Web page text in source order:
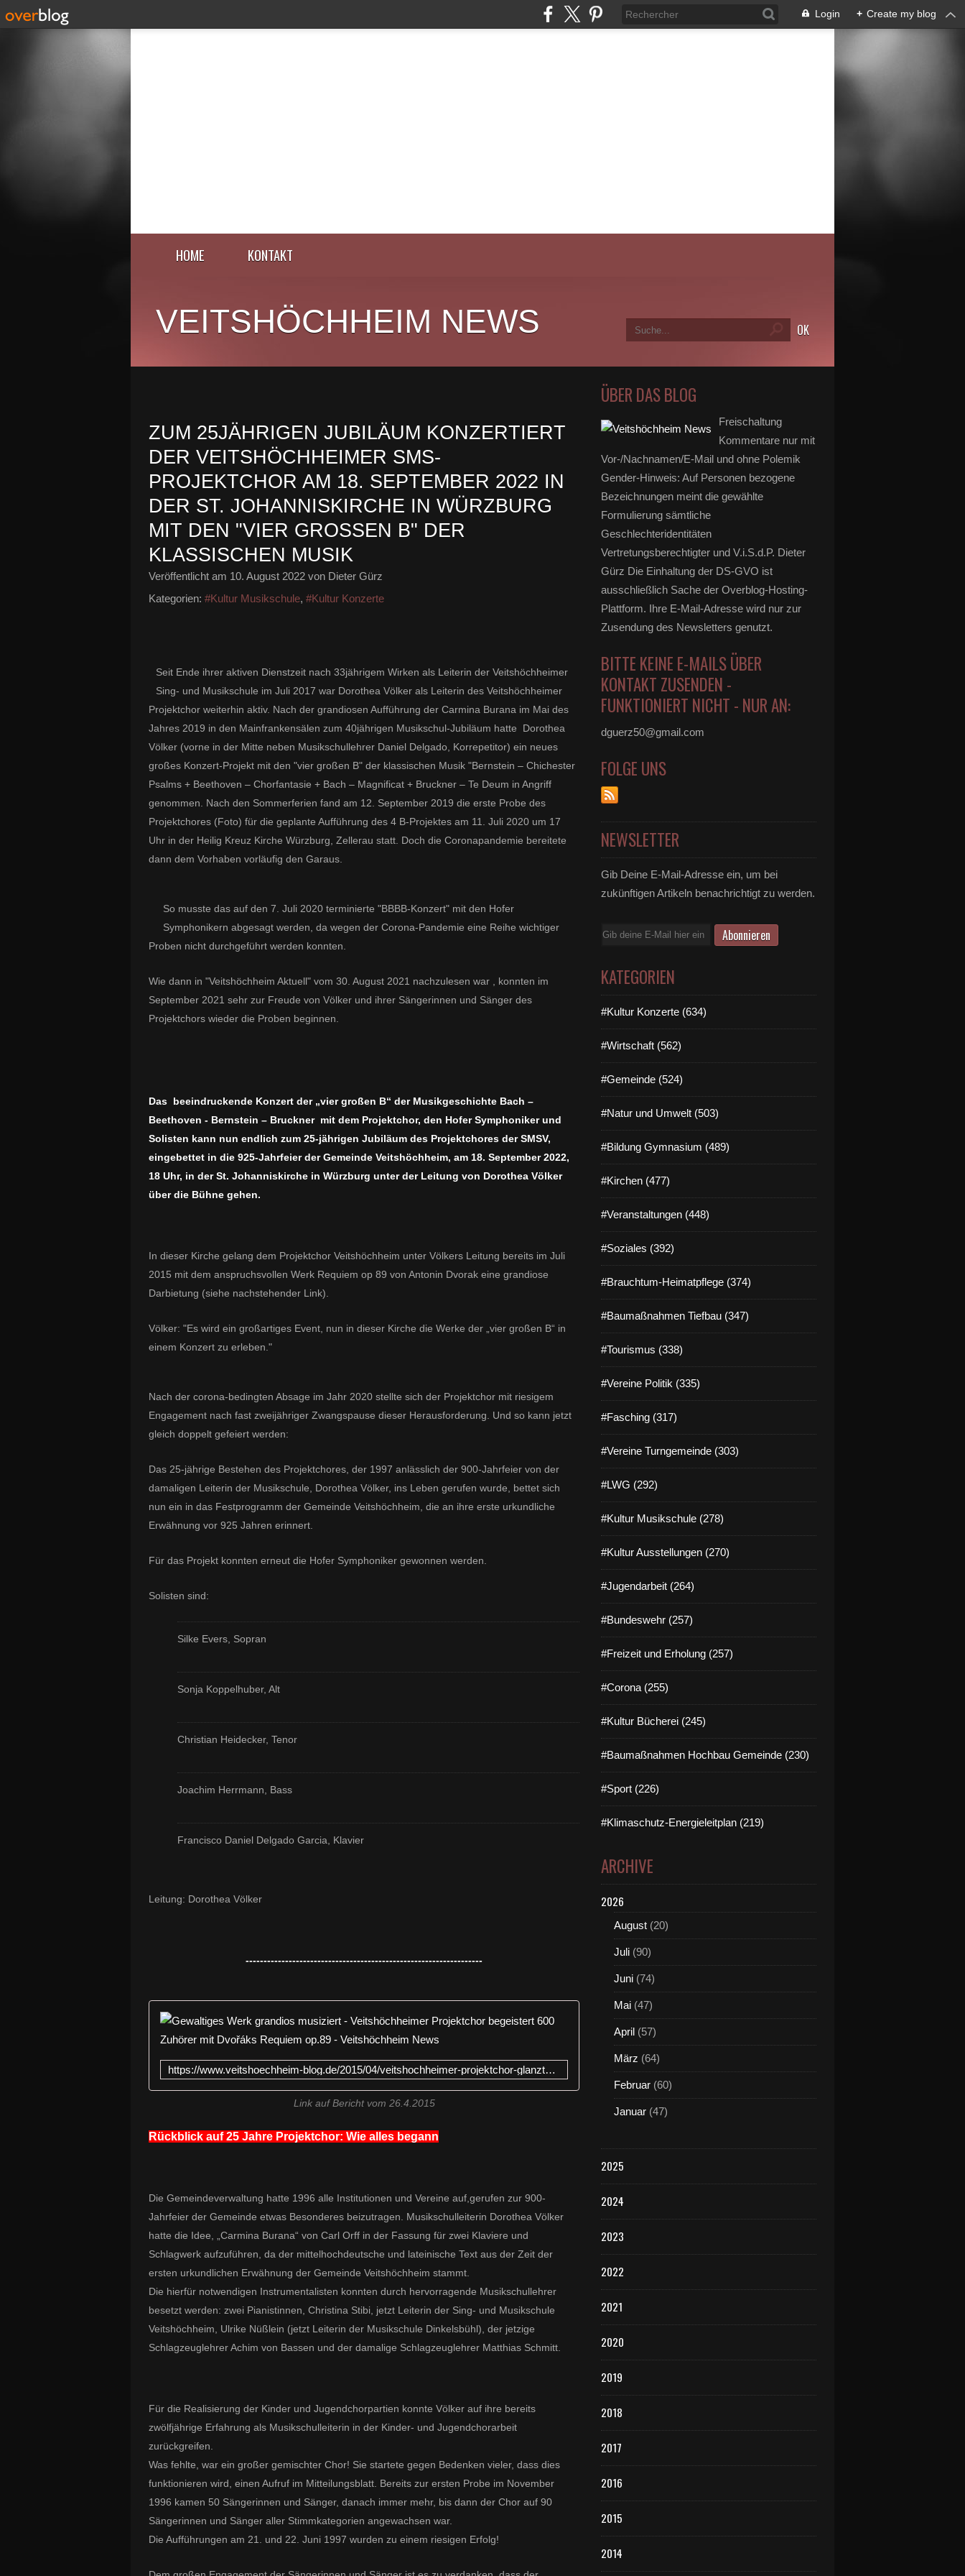
Login + Create my blog
HOME KONTAKT
VEITSHÖCHHEIM NEWS
ZUM 25JÄHRIGEN JUBILÄUM KONZERTIERT
DER VEITSHÖCHHEIMER SMS-
PROJEKTCHOR AM 18. SEPTEMBER 2022 IN
DER ST. JOHANNISKIRCHE IN WÜRZBURG
MIT DEN "VIER GROSSEN B" DER K
LASSISCHEN MUSIK
Veröffentlicht am 10. August 2022 von Dieter Gürz
Kategorien: #Kultur Musikschule, #Kultur Konzerte
Seit Ende ihrer aktiven Dienstzeit nach 33jährigem Wirken als Leiterin der Veitshöchheimer
Sing- und Musikschule im Juli 2017 war Dorothea Völker als Leiterin des Veitshöchheimer
Projektchor weiterhin aktiv. Nach der grandiosen Aufführung der Carmina Burana im Mai des
Jahres 2019 in den Mainfrankensälen zum 40jährigen Musikschul-Jubiläum hatte Dorothea
Völker (vorne in der Mitte neben Musikschullehrer Daniel Delgado, Korrepetitor) ein neues
großes Konzert-Projekt mit den "vier großen B" der klassischen Musik "Bernstein – Chichester
Psalms + Beethoven – Chorfantasie + Bach – Magnificat + Bruckner – Te Deum in Angriff
genommen. Nach den Sommerferien fand am 12. September 2019 die erste Probe des
Projektchores (Foto) für die geplante Aufführung des 4 B-Projektes am 11. Juli 2020 um 17
Uhr in der Heilig Kreuz Kirche Würzburg, Zellerau statt. Doch die Coronapandemie bereitete
dann dem Vorhaben vorläufig den Garaus.
So musste das auf den 7. Juli 2020 terminierte "BBBB-Konzert" mit den Hofer
Symphonikern abgesagt werden, da wegen der Corona-Pandemie eine Reihe wichtiger
Proben nicht durchgeführt werden konnten.
Wie dann in "Veitshöchheim Aktuell" vom 30. August 2021 nachzulesen war , konnten im
September 2021 sehr zur Freude von Völker und ihrer Sängerinnen und Sänger des
Projektchors wieder die Proben beginnen.
Das beeindruckende Konzert der „vier großen B“ der Musikgeschichte Bach –
Beethoven - Bernstein – Bruckner mit dem Projektchor, den Hofer Symphoniker und
Solisten kann nun endlich zum 25-jährigen Jubiläum des Projektchores der SMSV,
eingebettet in die 925-Jahrfeier der Gemeinde Veitshöchheim, am 18. September 2022,
18 Uhr, in der St. Johanniskirche in Würzburg unter der Leitung von Dorothea Völker
über die Bühne gehen.
In dieser Kirche gelang dem Projektchor Veitshöchheim unter Völkers Leitung bereits im Juli
2015 mit dem anspruchsvollen Werk Requiem op 89 von Antonin Dvorak eine grandiose
Darbietung (siehe nachstehender Link).
Völker: "Es wird ein großartiges Event, nun in dieser Kirche die Werke der „vier großen B“ in
einem Konzert zu erleben."
Nach der corona-bedingten Absage im Jahr 2020 stellte sich der Projektchor mit riesigem
Engagement nach fast zweijähriger Zwangspause dieser Herausforderung. Und so kann jetzt
gleich doppelt gefeiert werden:
Das 25-jährige Bestehen des Projektchores, der 1997 anlässlich der 900-Jahrfeier von der
damaligen Leiterin der Musikschule, Dorothea Völker, ins Leben gerufen wurde, bettet sich
nun ein in das Festprogramm der Gemeinde Veitshöchheim, die an ihre erste urkundliche
Erwähnung vor 925 Jahren erinnert.
Für das Projekt konnten erneut die Hofer Symphoniker gewonnen werden.
Solisten sind:
Silke Evers, Sopran
Sonja Koppelhuber, Alt
Christian Heidecker, Tenor
Joachim Herrmann, Bass
Francisco Daniel Delgado Garcia, Klavier
Leitung: Dorothea Völker
------------------------------------------------------------------
Gewaltiges Werk grandios musiziert - Veitshöchheimer
https://www.veitshoechheim-blog.de/2015/04/veitshochheimer-projektchor-glanzte-mit-dvoraks-requiem-op-89.html
Link auf Bericht vom 26.4.2015
Rückblick auf 25 Jahre Projektchor: Wie alles begann
Die Gemeindeverwaltung hatte 1996 alle Institutionen und Vereine auf,gerufen zur 900-
Jahrfeier der Gemeinde etwas Besonderes beizutragen. Musikschulleiterin Dorothea Völker
hatte die Idee, „Carmina Burana“ von Carl Orff in der Fassung für zwei Klaviere und
Schlagwerk aufzuführen, da der mittelhochdeutsche und lateinische Text aus der Zeit der
ersten urkundlichen Erwähnung der Gemeinde Veitshöchheim stammt.
Die hierfür notwendigen Instrumentalisten konnten durch hervorragende Musikschullehrer
besetzt werden: zwei Pianistinnen, Christina Stibi, jetzt Leiterin der Sing- und Musikschule
Veitshöchheim, Ulrike Nüßlein (jetzt Leiterin der Musikschule Dinkelsbühl), der jetzige
Schlagzeuglehrer Achim von Bassen und der damalige Schlagzeuglehrer Matthias Schmitt.
Für die Realisierung der Kinder und Jugendchorpartien konnte Völker auf ihre bereits
zwölfjährige Erfahrung als Musikschulleiterin in der Kinder- und Jugendchorarbeit
zurückgreifen.
Was fehlte, war ein großer gemischter Chor! Sie startete gegen Bedenken vieler, dass dies
funktionieren wird, einen Aufruf im Mitteilungsblatt. Bereits zur ersten Probe im November
1996 kamen 50 Sängerinnen und Sänger, danach immer mehr, bis dann der Chor auf 90
Sängerinnen und Sänger aller Stimmkategorien angewachsen war.
Die Aufführungen am 21. und 22. Juni 1997 wurden zu einem riesigen Erfolg!
ÜBER DAS BLOG
Freischaltung
Kommentare nur mit
Vor-/Nachnamen/E-Mail und ohne Polemik
Gender-Hinweis: Auf Personen bezogene
Bezeichnungen meint die gewählte
Formulierung sämtliche
Geschlechteridentitäten
Vertretungsberechtigter und V.i.S.d.P. Dieter
Gürz Die Einhaltung der DS-GVO ist
ausschließlich Sache der Overblog-Hosting-
Plattform. Ihre E-Mail-Adresse wird nur zur
Zusendung des Newsletters genutzt.
BITTE KEINE E-MAILS ÜBER
KONTAKT ZUSENDEN -
FUNKTIONIERT NICHT - NUR AN:
dguerz50@gmail.com
FOLGE UNS
NEWSLETTER
Gib Deine E-Mail-Adresse ein, um bei
zukünftigen Artikeln benachrichtigt zu werden.
E-
KATEGORIEN
#Kultur Konzerte (634)
#Wirtschaft (562)
#Gemeinde (524)
#Natur und Umwelt (503)
#Bildung Gymnasium (489)
#Kirchen (477)
#Veranstaltungen (448)
#Soziales (392)
#Brauchtum-Heimatpflege (374)
#Baumaßnahmen Tiefbau (347)
#Tourismus (338)
#Vereine Politik (335)
#Fasching (317)
#Vereine Turngemeinde (303)
#LWG (292)
#Kultur Musikschule (278)
#Kultur Ausstellungen (270)
#Jugendarbeit (264)
#Bundeswehr (257)
#Freizeit und Erholung (257)
#Corona (255)
#Kultur Bücherei (245)
#Baumaßnahmen Hochbau Gemeinde (230)
#Sport (226)
#Klimaschutz-Energieleitplan (219)
ARCHIVE
2026
August (20)
Juli (90)
Juni (74)
Mai (47)
April (57)
März (64)
Februar (60)
Januar (47)
2025
2024
2023
2022
2021
2020
2019
2018
2017
2016
2015
2014